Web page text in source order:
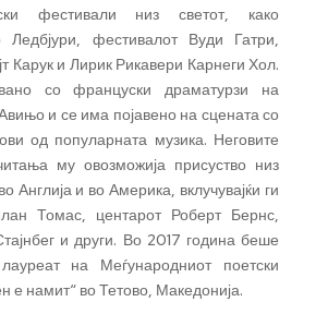
фестивали низ светот, како
Ледбјури, фестивалот Вуди Гатри,
Карук и Лирик Рикавери Карнеги Хол.
со француски драматурзи на
и се има појавено на сцената со
од популарната музика. Неговите
му овозможија присуство низ
Англија и во Америка, вклучувајќи ги
Томас, центарот Роберт Бернс,
и други. Во 2017 година беше
на Меѓународниот поетски
е намит“ во Тетово, Македонија.